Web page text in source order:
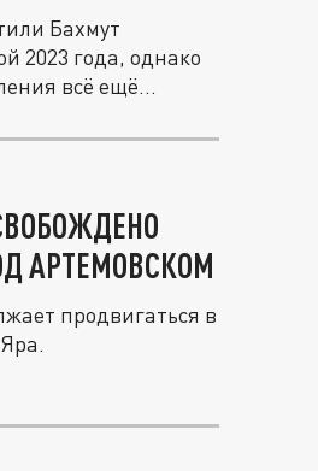
Бахмут
2023 года, однако
всё ещё...
АРТЕМОВСКОМ
продвигаться в